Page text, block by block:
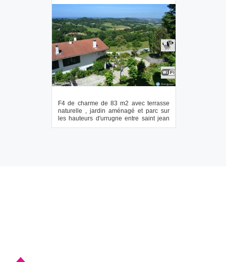
F4 de charme de 83 m2 avec terrasse
naturelle , jardin aménagé et parc sur
les hauteurs d'urrugne entre saint jean
de l...